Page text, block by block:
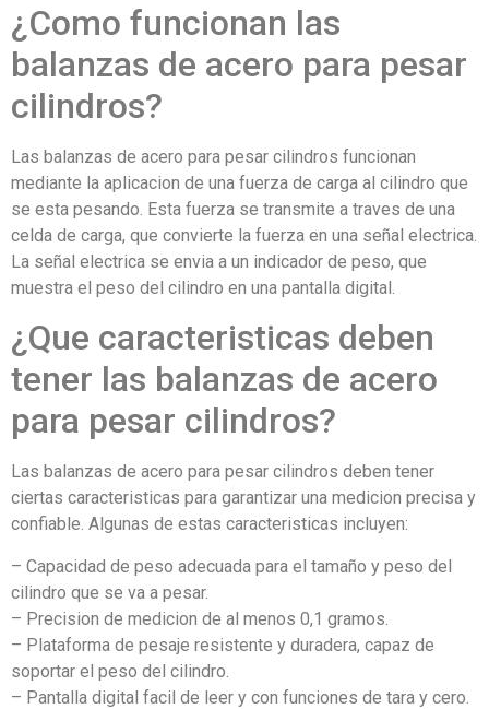
¿Como funcionan las
balanzas de acero para pesar
cilindros?
Las balanzas de acero para pesar cilindros funcionan
mediante la aplicacion de una fuerza de carga al cilindro que
se esta pesando. Esta fuerza se transmite a traves de una
celda de carga, que convierte la fuerza en una señal electrica.
La señal electrica se envia a un indicador de peso, que
muestra el peso del cilindro en una pantalla digital.
¿Que caracteristicas deben
tener las balanzas de acero
para pesar cilindros?
Las balanzas de acero para pesar cilindros deben tener
ciertas caracteristicas para garantizar una medicion precisa y
confiable. Algunas de estas caracteristicas incluyen:
– Capacidad de peso adecuada para el tamaño y peso del
cilindro que se va a pesar.
– Precision de medicion de al menos 0,1 gramos.
– Plataforma de pesaje resistente y duradera, capaz de
soportar el peso del cilindro.
– Pantalla digital facil de leer y con funciones de tara y cero.